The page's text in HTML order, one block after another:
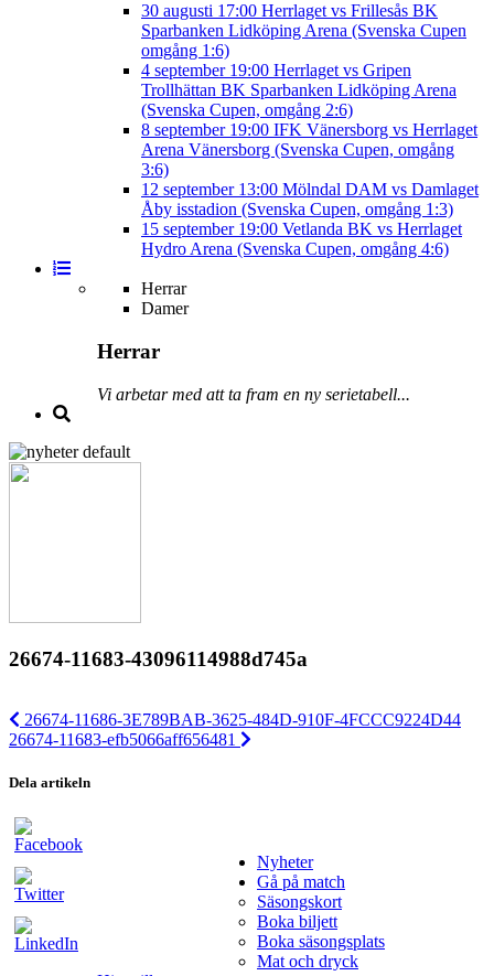
30 augusti 17:00 Herrlaget vs Frillesås BK
Sparbanken Lidköping Arena (Svenska Cupen
omgång 1:6)
4 september 19:00 Herrlaget vs Gripen
Trollhättan BK Sparbanken Lidköping Arena
(Svenska Cupen, omgång 2:6)
8 september 19:00 IFK Vänersborg vs Herrlaget
Arena Vänersborg (Svenska Cupen, omgång
3:6)
12 september 13:00 Mölndal DAM vs Damlaget
Åby isstadion (Svenska Cupen, omgång 1:3)
15 september 19:00 Vetlanda BK vs Herrlaget
Hydro Arena (Svenska Cupen, omgång 4:6)
Herrar
Damer
Herrar
Vi arbetar med att ta fram en ny serietabell...
26674-11683-43096114988d745a
26674-11686-3E789BAB-3625-484D-910F-4FCCC9224D44
26674-11683-efb5066aff656481
Dela artikeln
Nyheter
Gå på match
Säsongskort
Boka biljett
Boka säsongsplats
Mat och dryck